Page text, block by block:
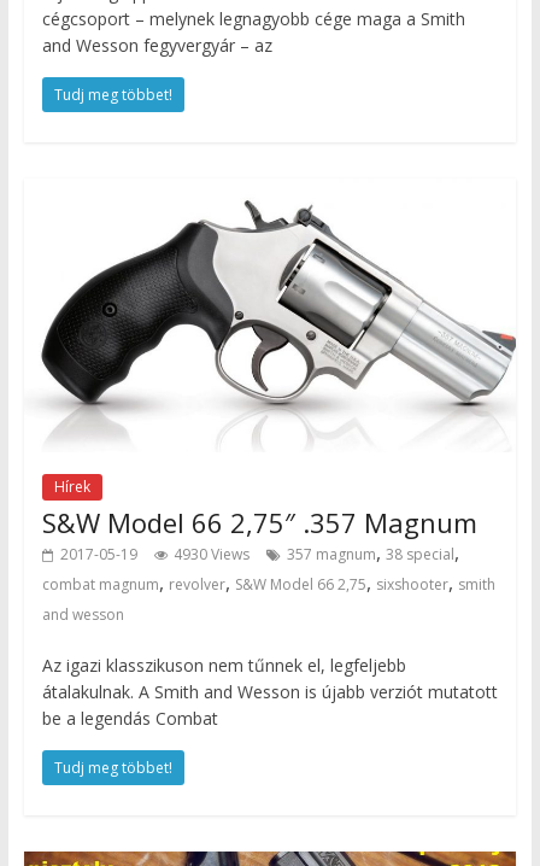
cégcsoport – melynek legnagyobb cége maga a Smith
and Wesson fegyvergyár – az
Tudj meg többet!
Hírek
S&W Model 66 2,75″ .357 Magnum
2017-05-19 4930 Views 357 magnum, 38 special,
combat magnum, revolver, S&W Model 66 2,75, sixshooter, smith
and wesson
Az igazi klasszikuson nem tűnnek el, legfeljebb
átalakulnak. A Smith and Wesson is újabb verziót mutatott
be a legendás Combat
Tudj meg többet!